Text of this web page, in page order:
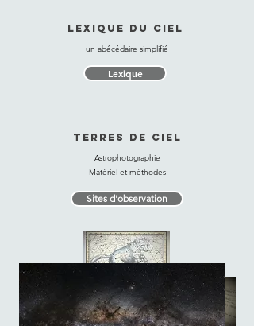
LEXIQUE du CIEL
un abécédaire simplifié
Lexique
TERRES de CIEL
Astrophotographie
Matériel et méthodes
Sites d'observation